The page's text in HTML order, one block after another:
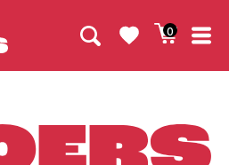
0